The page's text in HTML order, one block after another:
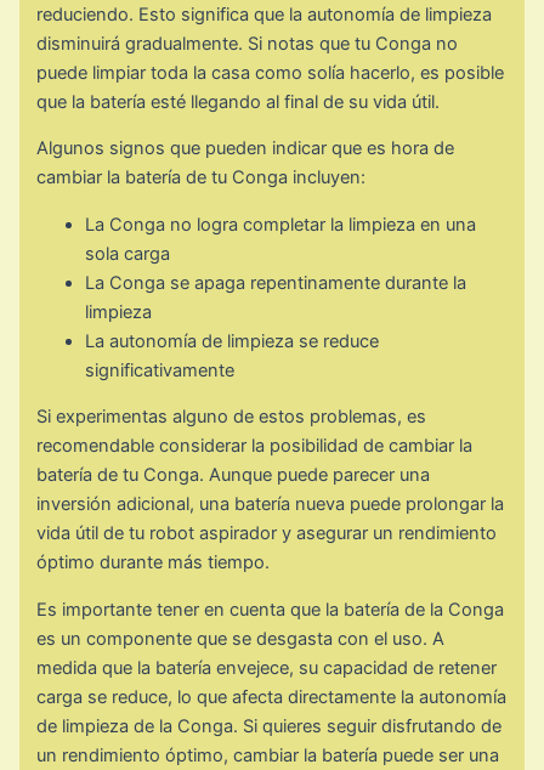
reduciendo. Esto significa que la autonomía de limpieza
disminuirá gradualmente. Si notas que tu Conga no
puede limpiar toda la casa como solía hacerlo, es posible
que la batería esté llegando al final de su vida útil.
Algunos signos que pueden indicar que es hora de
cambiar la batería de tu Conga incluyen:
La Conga no logra completar la limpieza en una
sola carga
La Conga se apaga repentinamente durante la
limpieza
La autonomía de limpieza se reduce
significativamente
Si experimentas alguno de estos problemas, es
recomendable considerar la posibilidad de cambiar la
batería de tu Conga. Aunque puede parecer una
inversión adicional, una batería nueva puede prolongar la
vida útil de tu robot aspirador y asegurar un rendimiento
óptimo durante más tiempo.
Es importante tener en cuenta que la batería de la Conga
es un componente que se desgasta con el uso. A
medida que la batería envejece, su capacidad de retener
carga se reduce, lo que afecta directamente la autonomía
de limpieza de la Conga. Si quieres seguir disfrutando de
un rendimiento óptimo, cambiar la batería puede ser una